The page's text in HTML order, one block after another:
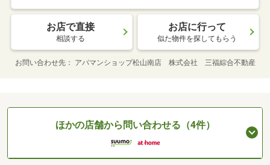
お店で直接
相談する
お店に行って
似た物件を探してもらう
お問い合わせ先 アパマンショップ松山南店 株式会社 三福綜合不動産
ほかの店舗から問い合わせる（4件）